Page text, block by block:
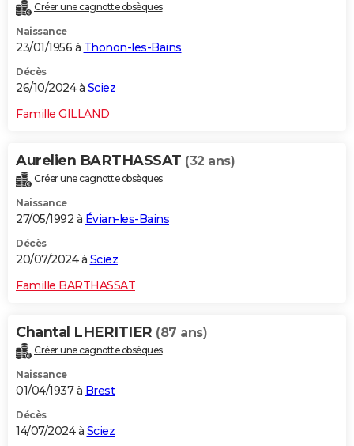
Créer une cagnotte obsèques
Naissance
23/01/1956 à Thonon-les-Bains
Décès
26/10/2024 à Sciez
Famille GILLAND
Aurelien BARTHASSAT (32 ans)
Créer une cagnotte obsèques
Naissance
27/05/1992 à Évian-les-Bains
Décès
20/07/2024 à Sciez
Famille BARTHASSAT
Chantal LHERITIER (87 ans)
Créer une cagnotte obsèques
Naissance
01/04/1937 à Brest
Décès
14/07/2024 à Sciez